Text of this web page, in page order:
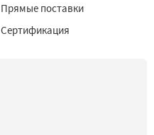
Прямые поставки
Сертификация